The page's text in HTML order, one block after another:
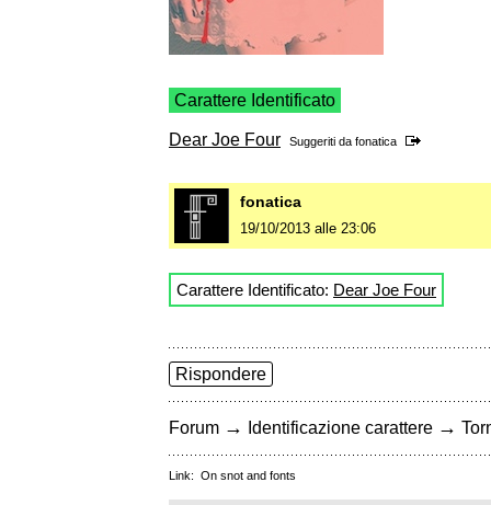
Carattere Identificato
Dear Joe Four Suggeriti da fonatica
fonatica
19/10/2013 alle 23:06
Carattere Identificato: Dear Joe Four
Rispondere
Forum → Identificazione carattere →
Link: On snot and fonts